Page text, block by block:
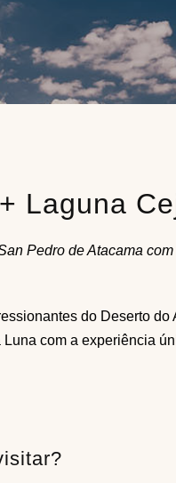
Laguna
Pedro de Atacama
do Deserto do
com a experiência